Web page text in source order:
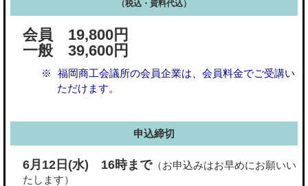
（税込・資料代込）
会員 19,800円
一般 39,600円
福岡商工会議所の会員企業は、会員料金でご受講い
ただけます。
申込締切
6月12日(水) 16時まで（お申込みはお早めにお願いい
たします）